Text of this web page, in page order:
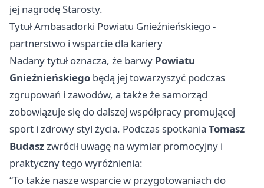
jej nagrodę Starosty.
Tytuł Ambasadorki Powiatu Gnieźnieńskiego -
partnerstwo i wsparcie dla kariery
Nadany tytuł oznacza, że barwy Powiatu
Gnieźnieńskiego będą jej towarzyszyć podczas
zgrupowań i zawodów, a także że samorząd
zobowiązuje się do dalszej współpracy promującej
sport i zdrowy styl życia. Podczas spotkania Tomasz
Budaszzwrócił uwagę na wymiar promocyjny i
praktyczny tego wyróżnienia:
“To także nasze wsparcie w przygotowaniach do